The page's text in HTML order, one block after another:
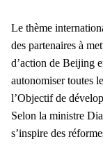
Le thème
des partenaires à
d’action de Beijing
autonomiser toutes
l’Objectif de
Selon la ministre
s’inspire des